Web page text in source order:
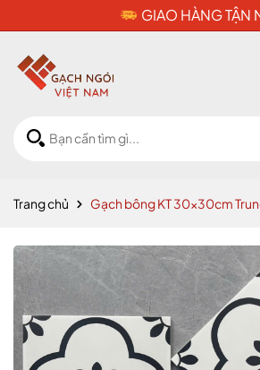
CAM KẾT HÀNG
Trang chủ Gạch bông KT 30x30cm